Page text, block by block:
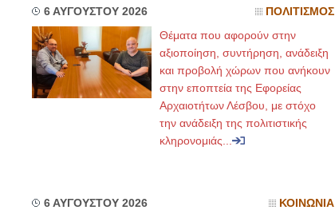
6 ΑΥΓΟΥΣΤΟΥ 2026 ΠΟΛΙΤΙΣΜΟΣ
Θέματα που αφορούν στην
αξιοποίηση, συντήρηση, ανάδειξη
και προβολή χώρων που ανήκουν
στην εποπτεία της Εφορείας
Αρχαιοτήτων Λέσβου, με στόχο
την ανάδειξη της πολιτιστικής
κληρονομιάς...
6 ΑΥΓΟΥΣΤΟΥ 2026 ΚΟΙΝΩΝΙΑ